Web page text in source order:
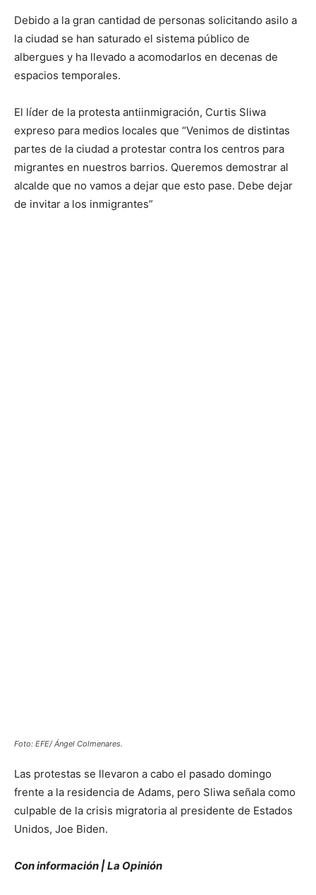
Debido a la gran cantidad de personas solicitando asilo a
la ciudad se han saturado el sistema público de
albergues y ha llevado a acomodarlos en decenas de
espacios temporales.
El líder de la protesta antiinmigración, Curtis Sliwa
expreso para medios locales que “Venimos de distintas
partes de la ciudad a protestar contra los centros para
migrantes en nuestros barrios. Queremos demostrar al
alcalde que no vamos a dejar que esto pase. Debe dejar
de invitar a los inmigrantes”
Foto: EFE/ Ángel Colmenares.
Las protestas se llevaron a cabo el pasado domingo
frente a la residencia de Adams, pero Sliwa señala como
culpable de la crisis migratoria al presidente de Estados
Unidos, Joe Biden.
Con información | La Opinión